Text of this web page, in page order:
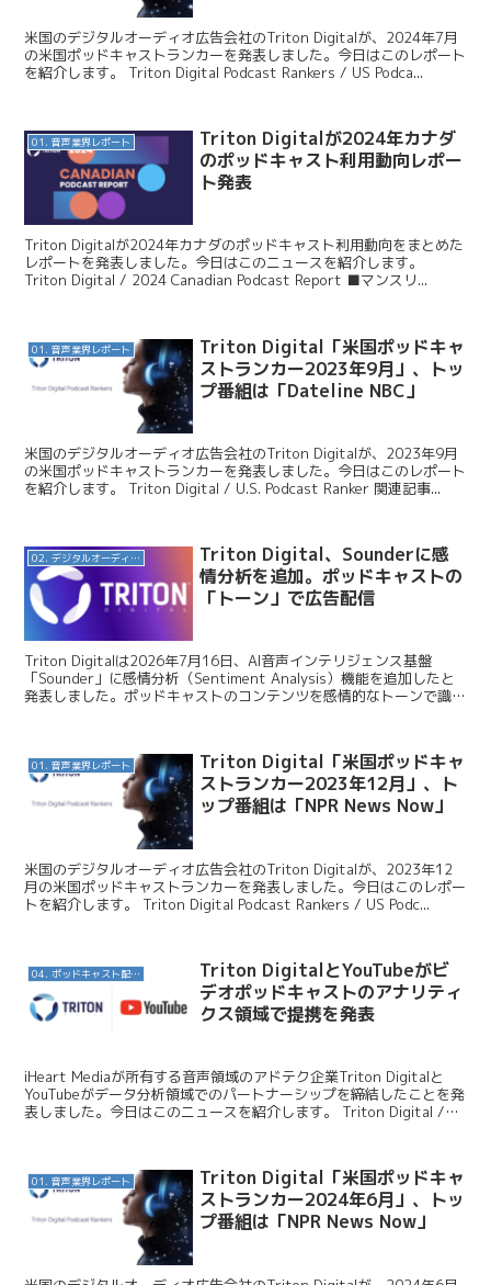
米国のデジタルオーディオ広告会社のTriton Digitalが、2024年7月
の米国ポッドキャストランカーを発表しました。今日はこのレポート
を紹介します。 Triton Digital Podcast Rankers / US Podca...
01. 音声業界レポート
Triton Digitalが2024年カナダ
のポッドキャスト利用動向レポー
ト発表
Triton Digitalが2024年カナダのポッドキャスト利用動向をまとめた
レポートを発表しました。今日はこのニュースを紹介します。
Triton Digital / 2024 Canadian Podcast Report ■マンスリ...
01. 音声業界レポート
Triton Digital「米国ポッドキャ
ストランカー2023年9月」、トッ
プ番組は「Dateline NBC」
米国のデジタルオーディオ広告会社のTriton Digitalが、2023年9月
の米国ポッドキャストランカーを発表しました。今日はこのレポート
を紹介します。 Triton Digital / U.S. Podcast Ranker 関連記事...
02. デジタルオーディオ広告（音声広告）
Triton Digital、Sounderに感
情分析を追加。ポッドキャストの
「トーン」で広告配信
Triton Digitalは2026年7月16日、AI音声インテリジェンス基盤
「Sounder」に感情分析（Sentiment Analysis）機能を追加したと
発表しました。ポッドキャストのコンテンツを感情的なトーンで識
01. 音声業界レポート
Triton Digital「米国ポッドキャ
ストランカー2023年12月」、ト
ップ番組は「NPR News Now」
米国のデジタルオーディオ広告会社のTriton Digitalが、2023年12
月の米国ポッドキャストランカーを発表しました。今日はこのレポー
トを紹介します。 Triton Digital Podcast Rankers / US Podc...
04. ポッドキャスト配信・制作等
Triton DigitalとYouTubeがビ
デオポッドキャストのアナリティ
クス領域で提携を発表
iHeart Mediaが所有する音声領域のアドテク企業Triton Digitalと
YouTubeがデータ分析領域でのパートナーシップを締結したことを発
表しました。今日はこのニュースを紹介します。 Triton Digital /
01. 音声業界レポート
Triton Digital「米国ポッドキャ
ストランカー2024年6月」、トッ
プ番組は「NPR News Now」